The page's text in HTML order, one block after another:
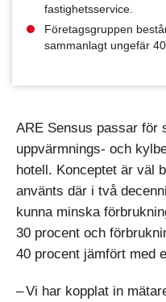
fastighetsservice.
Företagsgruppen
sammanlagt ungefär
ARE Sensus passar för
uppvärmnings- och
hotell. Konceptet är väl
använts där i två
kunna minska
30 procent och
40 procent jämfört med
– Vi har kopplat in